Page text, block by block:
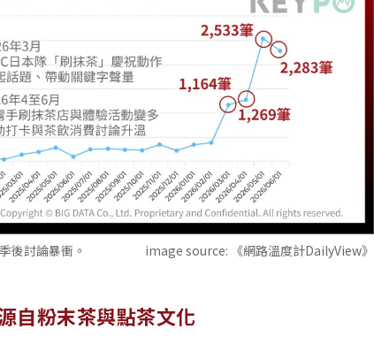
後討論暴衝。 image source: 《網路溫度計DailyView》
自粉末茶與點茶文化